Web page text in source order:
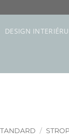
DESIGN INTERIÉRU
/